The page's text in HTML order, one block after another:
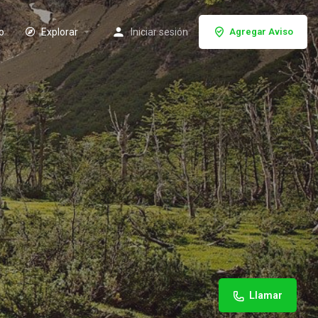
Explorar Iniciar sesión Agregar Aviso
Llamar